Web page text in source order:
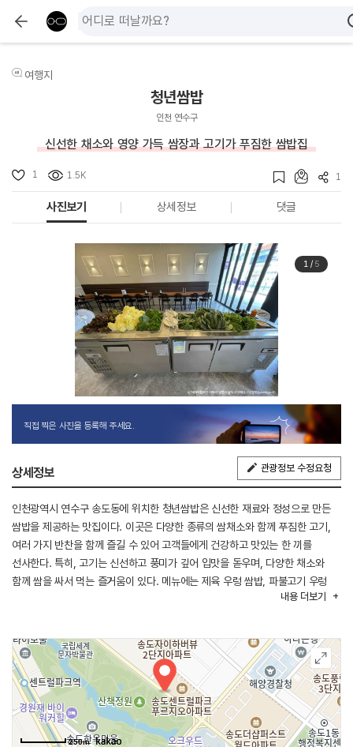
여행지
청년쌈밥
인천 연수구
신선한 채소와 영양 가득 쌈장과 고기가 푸짐한 쌈밥집
1 1.5K 1
사진보기 상세정보 댓글
1/ 5
직접 찍은 사진을 등록해 주세요.
상세정보 관광정보 수정요청
인천광역시 연수구 송도동에 위치한 청년쌈밥은 신선한 재료와 정성으로 만든
쌈밥을 제공하는 맛집이다. 이곳은 다양한 종류의 쌈채소와 함께 푸짐한 고기,
여러 가지 반찬을 함께 즐길 수 있어 고객들에게 건강하고 맛있는 한 끼를
선사한다. 특히, 고기는 신선하고 풍미가 깊어 입맛을 돋우며, 다양한 채소와
함께 쌈을 싸서 먹는 즐거움이 있다. 메뉴에는 제육 우렁 쌈밥, 파불고기 우렁
쌈밥이 있다. 이외 우삼겹 쌈밥 정식, 대패 쌈밥 정식, 삼겹살 쌈밥 정식 등이
내용 더보기
250m